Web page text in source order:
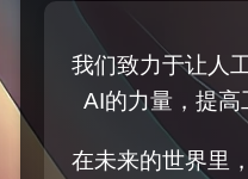
我们致力于让人
AI的力量，提高
在未来的世界里